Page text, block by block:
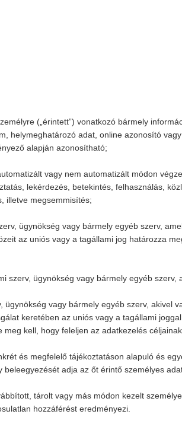
(„érintett”) vonatkozó bármely
helymeghatározó adat, online azonosító
alapján azonosítható;
vagy nem automatizált módon
lekérdezés, betekintés, felhasználás,
illetve megsemmisítés;
ügynökség vagy bármely egyéb szerv,
az uniós vagy a tagállami jog határozza
szerv, ügynökség vagy bármely egyéb
vagy bármely egyéb szerv, akivel
keretében az uniós vagy a tagállami
kell, hogy feleljen az adatkezelés
és megfelelő tájékoztatáson alapuló és
adja az őt érintő személyes
tárolt vagy más módon kezelt
hozzáférést eredményezi.